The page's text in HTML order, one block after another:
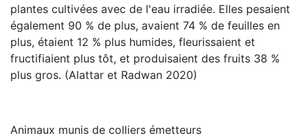
plantes cultivées avec de l'eau irradiée. Elles pesaient
également 90 % de plus, avaient 74 % de feuilles en
plus, étaient 12 % plus humides, fleurissaient et
fructifiaient plus tôt, et produisaient des fruits 38 %
plus gros. (Alattar et Radwan 2020)
Animaux munis de colliers émetteurs